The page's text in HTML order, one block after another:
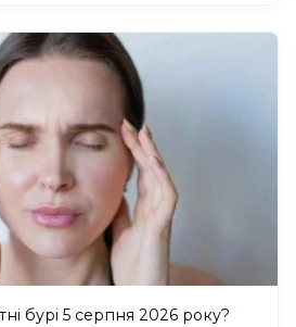
бурі 5 серпня 2026 року?